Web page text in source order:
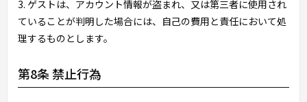
3. ゲストは、アカウント情報が盗まれ、又は第三者に使用され
ていることが判明した場合には、自己の費用と責任において処
理するものとします。
第8条 禁止行為